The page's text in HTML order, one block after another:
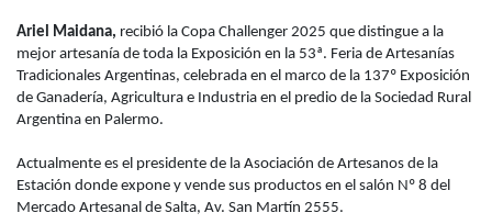
Ariel Maidana, recibió la Copa Challenger 2025 que distingue a la
mejor artesanía de toda la Exposición en la 53ª. Feria de Artesanías
Tradicionales Argentinas, celebrada en el marco de la 137º Exposición
de Ganadería, Agricultura e Industria en el predio de la Sociedad Rural
Argentina en Palermo.
Actualmente es el presidente de la Asociación de Artesanos de la
Estación donde expone y vende sus productos en el salón Nº 8 del
Mercado Artesanal de Salta, Av. San Martín 2555.